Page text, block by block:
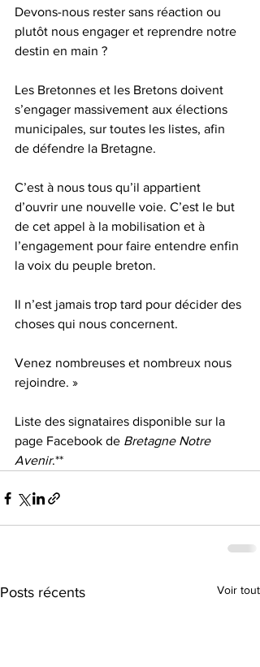
Devons-nous rester sans réaction ou
plutôt nous engager et reprendre notre
destin en main ?
Les Bretonnes et les Bretons doivent
s’engager massivement aux élections
municipales, sur toutes les listes, afin
de défendre la Bretagne.
C’est à nous tous qu’il appartient
d’ouvrir une nouvelle voie. C’est le but
de cet appel à la mobilisation et à
l’engagement pour faire entendre enfin
la voix du peuple breton.
Il n’est jamais trop tard pour décider des
choses qui nous concernent.
Venez nombreuses et nombreux nous
rejoindre. »
Liste des signataires disponible sur la
page Facebook de Bretagne Notre
Avenir.**
Posts récents Voir tout